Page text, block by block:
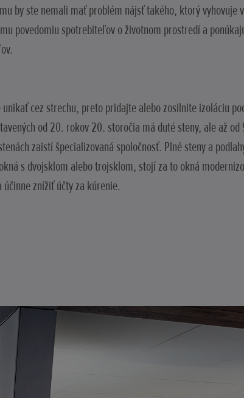
by ste nemali mať problém nájsť takého, ktorý
povedomiu spotrebiteľov o životnom prostredí a
cez strechu, preto pridajte alebo zosilnite izoláciu
od 20. rokov 20. storočia má duté steny, ale až
zaistí špecializovaná spoločnosť. Plné steny a
s dvojsklom alebo trojsklom, stojí za to okná
znížiť účty za kúrenie.